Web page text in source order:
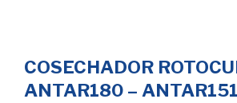
COSECHADOR
ANTAR180 – ANTAR151